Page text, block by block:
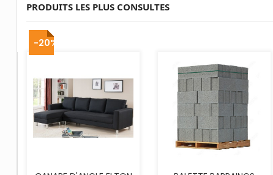
PRODUITS LES PLUS CONSULTES
-20%